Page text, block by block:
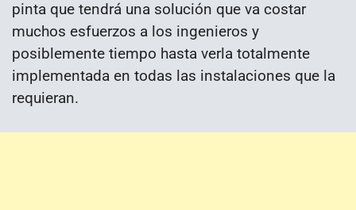
pinta que tendrá una solución que va costar
muchos esfuerzos a los ingenieros y
posiblemente tiempo hasta verla totalmente
implementada en todas las instalaciones que la
requieran.